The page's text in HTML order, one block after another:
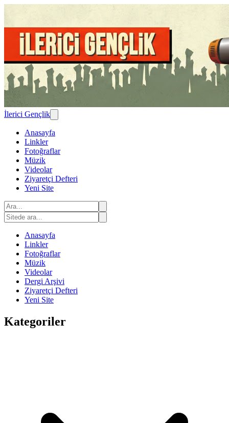
İlerici Gençlik
Anasayfa
Linkler
Fotoğraflar
Müzik
Videolar
Ziyaretçi Defteri
Yeni Site
Anasayfa
Linkler
Fotoğraflar
Müzik
Videolar
Dergi Arşivi
Ziyaretçi Defteri
Yeni Site
Kategoriler